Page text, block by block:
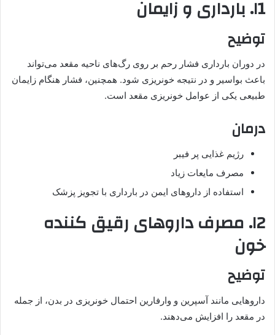
۱1. بارداری و زایمان
توضیح
در دوران بارداری فشار رحم بر روی رگ‌های ناحیه مقعد می‌تواند
باعث بواسیر و در نتیجه خونریزی شود. همچنین، فشار هنگام زایمان
طبیعی یکی از عوامل خونریزی مقعد است.
درمان
رژیم غذایی پر فیبر
مصرف مایعات زیاد
استفاده از داروهای ایمن در بارداری با تجویز پزشک
۱2. مصرف داروهای رقیق‌ کننده
خون
توضیح
داروهایی مانند آسپرین و وارفارین احتمال خونریزی در بدن، از جمله
در مقعد را افزایش می‌دهند.